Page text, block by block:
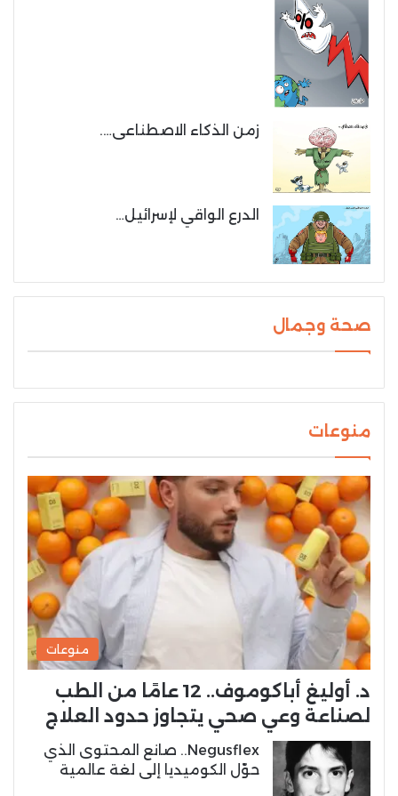
زمن الذكاء الاصطناعى….
الدرع الواقي لإسرائيل…
صحة وجمال
منوعات
منوعات
د. أوليغ أباكوموف.. 12 عامًا من الطب
لصناعة وعي صحي يتجاوز حدود العلاج
Negusflex.. صانع المحتوى الذي
حوّل الكوميديا إلى لغة عالمية